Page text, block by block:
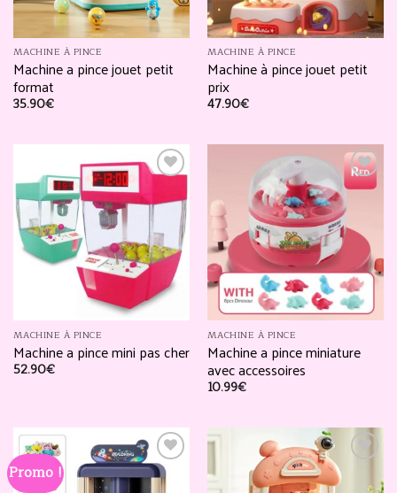
MACHINE À PINCE
Machine a pince jouet petit
format
35.90€
MACHINE À PINCE
Machine à pince jouet petit
prix
47.90€
Ajouter
à la
liste
d’envies
MACHINE À PINCE
Machine a pince mini pas cher
52.90€
Ajouter
à la
liste
d’envies
MACHINE À PINCE
Machine a pince miniature
avec accessoires
10.99€
Promo !